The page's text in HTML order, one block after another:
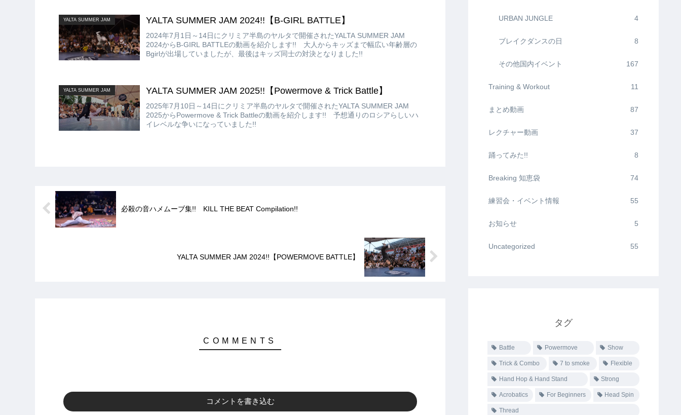
YALTA SUMMER JAM YALTA SUMMER JAM 2024!!【B-GIRL BATTLE】
2024年7月1日～14日にクリミア半島のヤルタで開催されたYALTA SUMMER JAM
2024からB-GIRL BATTLEの動画を紹介します!! 大人からキッズまで幅広い年齢層の
Bgirlが出場していましたが、最後はキッズ同士の対決となりました!!
YALTA SUMMER JAM YALTA SUMMER JAM 2025!!【Powermove & Trick Battle】
2025年7月10日～14日にクリミア半島のヤルタで開催されたYALTA SUMMER JAM
2025からPowermove & Trick Battleの動画を紹介します!! 予想通りのロシアらしいハ
イレベルな争いになっていました!!
必殺の音ハメムーブ集!! KILL THE BEAT Compilation!!
YALTA SUMMER JAM 2024!!【POWERMOVE BATTLE】
コメントを書き込む
URBAN JUNGLE 4
ブレイクダンスの日 8
その他国内イベント 167
Training & Workout 11
まとめ動画 87
レクチャー動画 37
踊ってみた!! 8
Breaking 知恵袋 74
練習会・イベント情報 55
お知らせ 5
Uncategorized 55
タグ
Battle Powermove Show
Trick & Combo 7 to smoke Flexible
Hand Hop & Hand Stand Strong
Acrobatics For Beginners Head Spin
Thread